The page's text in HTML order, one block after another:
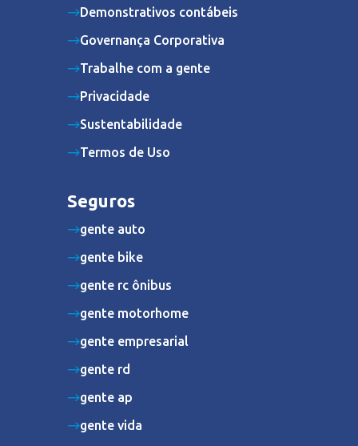
Demonstrativos contábeis
Governança Corporativa
Trabalhe com a gente
Privacidade
Sustentabilidade
Termos de Uso
Seguros
gente auto
gente bike
gente rc ônibus
gente motorhome
gente empresarial
gente rd
gente ap
gente vida